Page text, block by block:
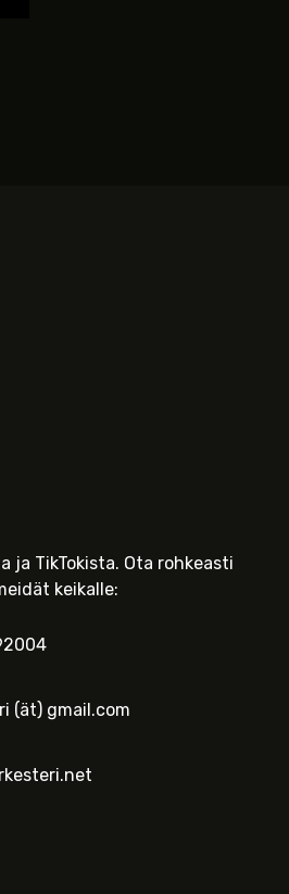
ja TikTokista. Ota rohkeasti
keikalle:
(ät) gmail.com